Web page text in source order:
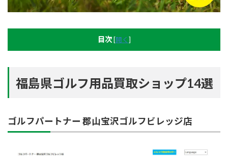
目次 [開く ]
福島県ゴルフ用品買取ショップ14選
ゴルフパートナー 郡山宝沢ゴルフビレッジ店